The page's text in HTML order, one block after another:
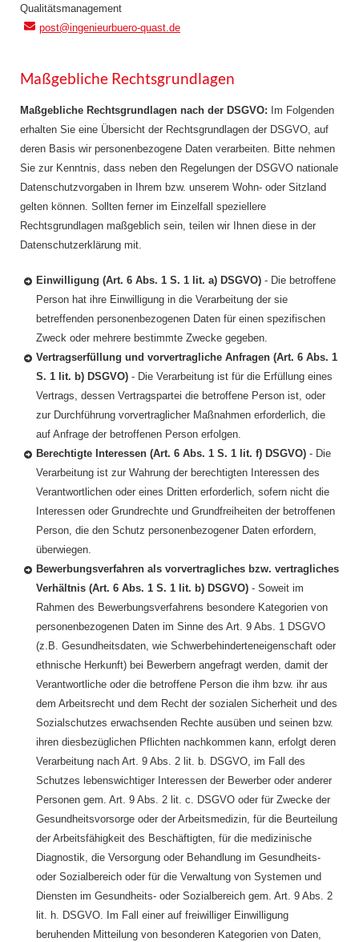
Qualitätsmanagement
post@ingenieurbuero-quast.de
Maßgebliche Rechtsgrundlagen
Maßgebliche Rechtsgrundlagen nach der DSGVO: Im Folgenden
erhalten Sie eine Übersicht der Rechtsgrundlagen der DSGVO, auf
deren Basis wir personenbezogene Daten verarbeiten. Bitte nehmen
Sie zur Kenntnis, dass neben den Regelungen der DSGVO nationale
Datenschutzvorgaben in Ihrem bzw. unserem Wohn- oder Sitzland
gelten können. Sollten ferner im Einzelfall speziellere
Rechtsgrundlagen maßgeblich sein, teilen wir Ihnen diese in der
Datenschutzerklärung mit.
Einwilligung (Art. 6 Abs. 1 S. 1 lit. a) DSGVO) - Die betroffene
Person hat ihre Einwilligung in die Verarbeitung der sie
betreffenden personenbezogenen Daten für einen spezifischen
Zweck oder mehrere bestimmte Zwecke gegeben.
Vertragserfüllung und vorvertragliche Anfragen (Art. 6 Abs. 1
S. 1 lit. b) DSGVO) - Die Verarbeitung ist für die Erfüllung eines
Vertrags, dessen Vertragspartei die betroffene Person ist, oder
zur Durchführung vorvertraglicher Maßnahmen erforderlich, die
auf Anfrage der betroffenen Person erfolgen.
Berechtigte Interessen (Art. 6 Abs. 1 S. 1 lit. f) DSGVO) - Die
Verarbeitung ist zur Wahrung der berechtigten Interessen des
Verantwortlichen oder eines Dritten erforderlich, sofern nicht die
Interessen oder Grundrechte und Grundfreiheiten der betroffenen
Person, die den Schutz personenbezogener Daten erfordern,
überwiegen.
Bewerbungsverfahren als vorvertragliches bzw. vertragliches
Verhältnis (Art. 6 Abs. 1 S. 1 lit. b) DSGVO) - Soweit im
Rahmen des Bewerbungsverfahrens besondere Kategorien von
personenbezogenen Daten im Sinne des Art. 9 Abs. 1 DSGVO
(z.B. Gesundheitsdaten, wie Schwerbehinderteneigenschaft oder
ethnische Herkunft) bei Bewerbern angefragt werden, damit der
Verantwortliche oder die betroffene Person die ihm bzw. ihr aus
dem Arbeitsrecht und dem Recht der sozialen Sicherheit und des
Sozialschutzes erwachsenden Rechte ausüben und seinen bzw.
ihren diesbezüglichen Pflichten nachkommen kann, erfolgt deren
Verarbeitung nach Art. 9 Abs. 2 lit. b. DSGVO, im Fall des
Schutzes lebenswichtiger Interessen der Bewerber oder anderer
Personen gem. Art. 9 Abs. 2 lit. c. DSGVO oder für Zwecke der
Gesundheitsvorsorge oder der Arbeitsmedizin, für die Beurteilung
der Arbeitsfähigkeit des Beschäftigten, für die medizinische
Diagnostik, die Versorgung oder Behandlung im Gesundheits-
oder Sozialbereich oder für die Verwaltung von Systemen und
Diensten im Gesundheits- oder Sozialbereich gem. Art. 9 Abs. 2
lit. h. DSGVO. Im Fall einer auf freiwilliger Einwilligung
beruhenden Mitteilung von besonderen Kategorien von Daten,